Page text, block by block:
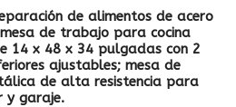
de alimentos de acero
de trabajo para cocina
14 x 48 x 34 pulgadas con 2
ajustables; mesa de
de alta resistencia para
y garaje.